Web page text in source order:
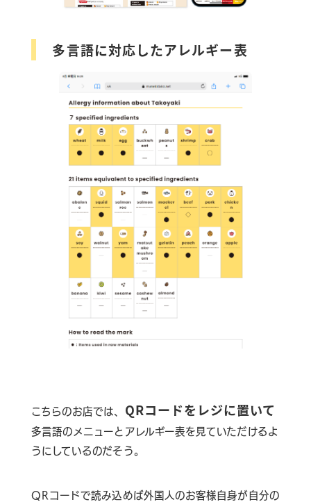
多言語に対応したアレルギー表
こちらのお店では、 QRコードをレジに置いて
多言語のメニューとアレルギー表を見ていただけるよ
うにしているのだそう。
QRコードで読み込めば外国人のお客様自身が自分の